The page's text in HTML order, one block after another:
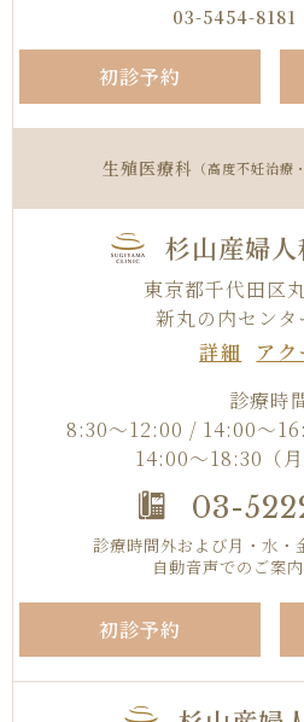
03-5454-8181
初診予約
生殖医療科 （高度不妊治療
杉山産婦
東京都千代田区
新丸の内セン
詳細
アク
診療時
8:30〜12:00 / 14:00～
14:00～18:30（月
03-
診療時間外および月・水・
自動音声でのご案
初診予約